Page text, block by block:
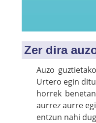
Zer dira
Auzo
Urtero egin
horrek
aurrez aurre
entzun nahi